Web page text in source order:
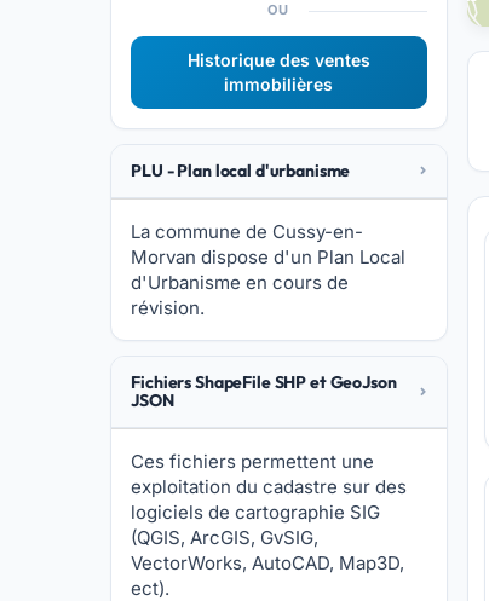
OU
Historique des ventes
immobilières
PLU - Plan local d'urbanisme
La commune de Cussy-en-
Morvan dispose d'un Plan Local
d'Urbanisme en cours de
révision.
Fichiers ShapeFile SHP et GeoJson
JSON
Ces fichiers permettent une
exploitation du cadastre sur des
logiciels de cartographie SIG
(QGIS, ArcGIS, GvSIG,
VectorWorks, AutoCAD, Map3D,
ect).